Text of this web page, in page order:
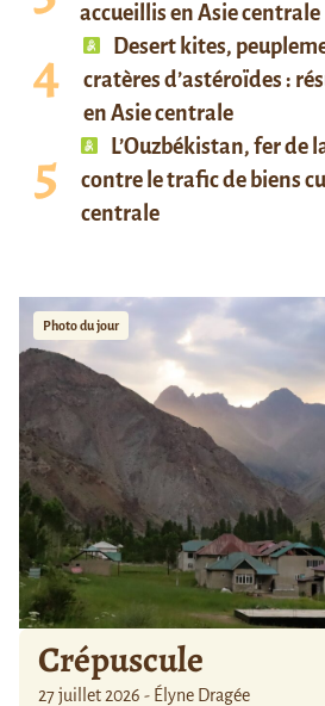
accueillis en Asie centrale
Desert kites,
cratères d’astéroïdes :
en Asie centrale
L’Ouzbékistan, fer de
contre le trafic de biens
centrale
Photo du jour
Crépuscule
27 juillet 2026 - Élyne Dragée